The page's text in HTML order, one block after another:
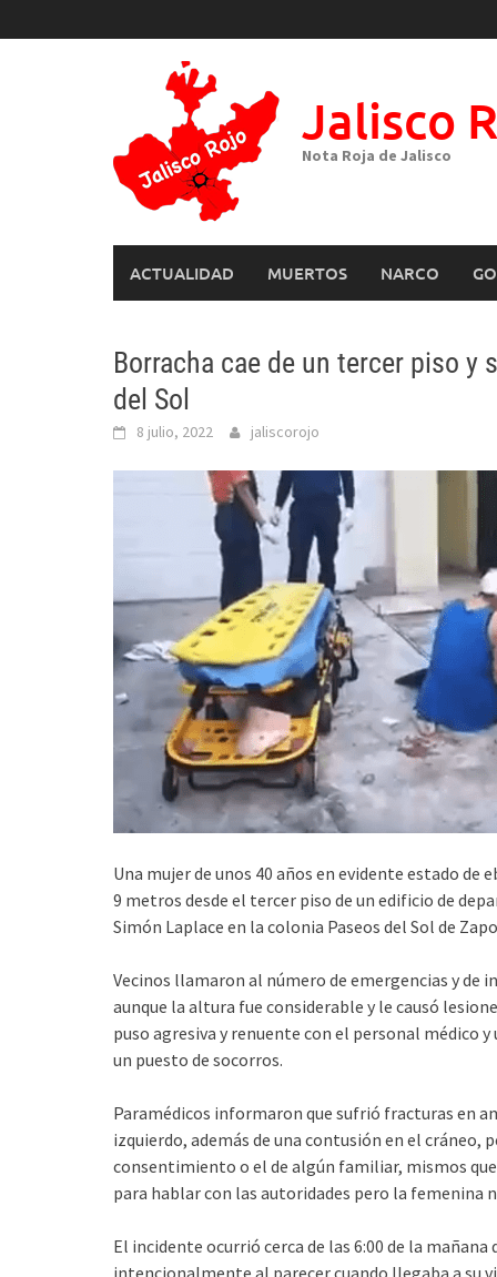
to
Jalisco
Nota Roja de Jalisco
ACTUALIDAD MUERTOS NARCO
Borracha cae de un tercer piso y
del Sol
8 julio, 2022 jaliscorojo
Una mujer de unos 40 años en evidente estado de
9 metros desde el tercer piso de un edificio de
Simón Laplace en la colonia Paseos del Sol de
Vecinos llamaron al número de emergencias y
aunque la altura fue considerable y le causó
puso agresiva y renuente con el personal médico
un puesto de socorros.
Paramédicos informaron que sufrió fracturas en
izquierdo, además de una contusión en el cráneo,
consentimiento o el de algún familiar, mismos
para hablar con las autoridades pero la femenina
El incidente ocurrió cerca de las 6:00 de la
intencionalmente al parecer cuando llegaba a su